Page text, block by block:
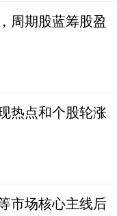
周期股蓝筹股盈
热点和个股轮涨
市场核心主线后